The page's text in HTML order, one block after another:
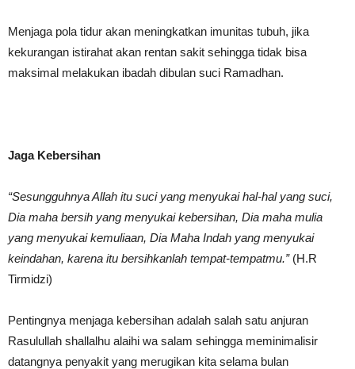
Menjaga pola tidur akan meningkatkan imunitas tubuh, jika
kekurangan istirahat akan rentan sakit sehingga tidak bisa
maksimal melakukan ibadah dibulan suci Ramadhan.
Jaga Kebersihan
“Sesungguhnya Allah itu suci yang menyukai hal-hal yang suci,
Dia maha bersih yang menyukai kebersihan, Dia maha mulia
yang menyukai kemuliaan, Dia Maha Indah yang menyukai
keindahan, karena itu bersihkanlah tempat-tempatmu.”(H.R
Tirmidzi)
Pentingnya menjaga kebersihan adalah salah satu anjuran
Rasulullah shallalhu alaihi wa salam sehingga meminimalisir
datangnya penyakit yang merugikan kita selama bulan